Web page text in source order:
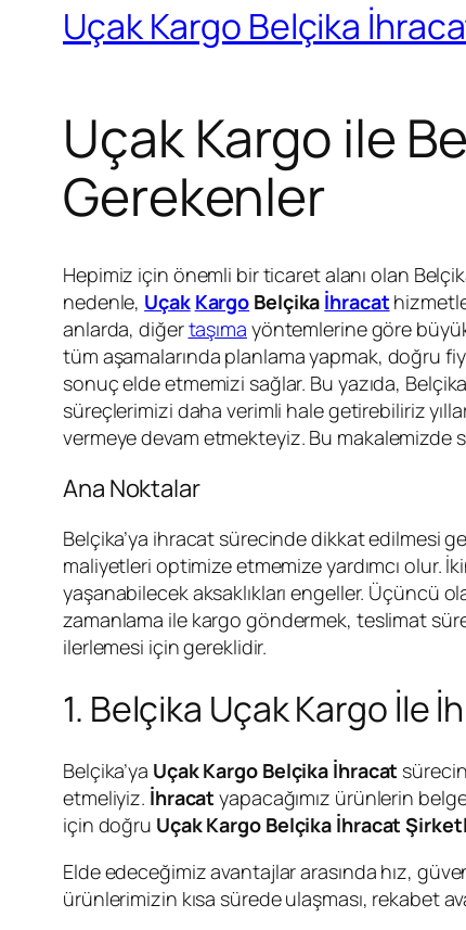
Uçak Kargo Belçika
Uçak Kargo ile
Gerekenler
Hepimiz için önemli bir ticaret alanı olan
nedenle, Uçak Kargo Belçika İhracat
anlarda, diğertaşıma yöntemlerine göre
tüm aşamalarında planlama yapmak, doğru
sonuç elde etmemizi sağlar. Bu yazıda,
süreçlerimizi daha verimli hale getirebiliriz
vermeye devam etmekteyiz. Bu makalemizde
Ana Noktalar
Belçika’ya ihracat sürecinde dikkat edilmesi
maliyetleri optimize etmemize yardımcı olur.
yaşanabilecek aksaklıkları engeller. Üçüncü
zamanlama ile kargo göndermek, teslimat
ilerlemesi için gereklidir.
1. Belçika Uçak Kargo İle
Belçika’ya Uçak Kargo Belçika İhracat
etmeliyiz. İhracat yapacağımız ürünlerin
için doğru Uçak Kargo Belçika İhracat
Elde edeceğimiz avantajlar arasında hız,
ürünlerimizin kısa sürede ulaşması, rekabet